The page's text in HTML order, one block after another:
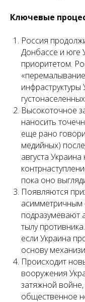
Ключевые
Россия
Донбассе и юге
приоритетом.
Высокоточное
наносить
еще рано
медийных)
августа
пока оно
Появляются
подразумевают
тылу
если Украина
основу
Происходит
вооружения
затяжной
общественное